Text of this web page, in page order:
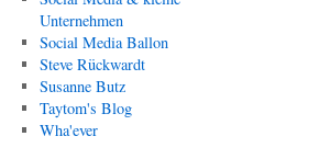
Unternehmen
Social Media Ballon
Steve Rückwardt
Susanne Butz
Taytom's Blog
Wha'ever